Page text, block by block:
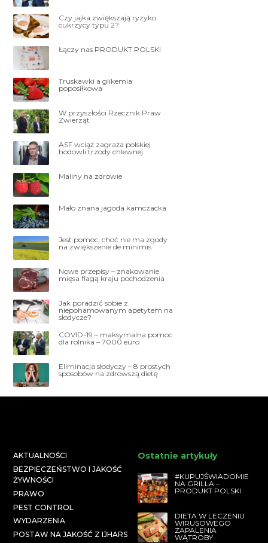
Czy jajka zwiększają ryzyko
cukrzycy typu 2?
Łączy nas PRODUKT POLSKI
Truskawki a glikemia
poposiłkowa
W przyszłości Rzecznik Praw
Zwierząt
ASF wciąż zagraża polskiej
hodowli trzody chlewnej
Maliny na zdrowie
Mało znana jagoda kamczacka
Jest pomoc, choć nie ma zgody
na zwiększenie de minimis
Nowe przepisy – znakowanie
mięsa flagą kraju pochodzenia
Jak poradzić sobie z
niepohamowanym apetytem na
słodycze?
COVID-19 – maksymalna pomoc
dla rolnika – 7000 euro
Eliminacja słodyczy – 8 prostych
sposobów na zdrowszą dietę
AKTUALNOŚCI
BEZPIECZEŃSTWO I JAKOŚĆ
ŻYWNOŚCI
PRAWO
PEST CONTROL
WYDARZENIA
POSTAW NA JAKOŚĆ Z IJHARS
Ostatnie artykuły
#KUPUJŚWIADOMIE
NA GRILLA –
PRODUKT POLSKI
DIETA W LECZENIU
WIRUSOWEGO
ZAPALENIA
WĄTROBY